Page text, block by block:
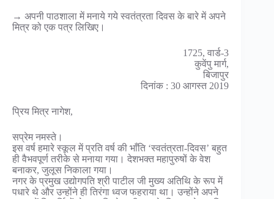
→ अपनी पाठशाला में मनाये गये स्वतंत्रता दिवस के बारे में अपने
मित्र को एक पत्र लिखिए।
1725, वार्ड-3
कुवेंपु मार्ग,
बिजापुर
दिनांक : 30 आगस्त 2019
प्रिय मित्र नागेश,
सप्रेम नमस्ते।
इस वर्ष हमारे स्कूल में प्रति वर्ष की भाँति ‘स्वतंत्रता-दिवस’ बहुत
ही वैभवपूर्ण तरीके से मनाया गया। देशभक्त महापुरुषों के वेश
बनाकर, जुलूस निकाला गया।
नगर के प्रमुख उद्योगपति श्री पाटील जी मुख्य अतिथि के रूप में
पधारे थे और उन्होंने ही तिरंगा ध्वज फहराया था। उन्होंने अपने